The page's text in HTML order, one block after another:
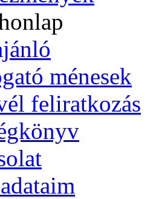
ménesek
feliratkozás